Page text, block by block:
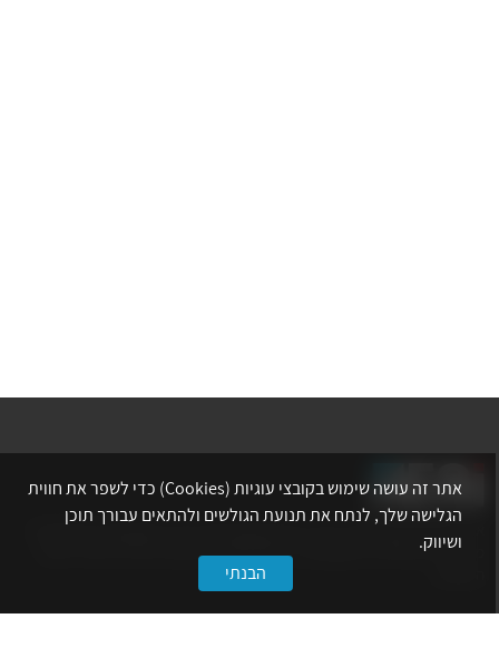
אתר לשכת המהנדסים, האדריכלים והאקדמאים בעלי המקצועות הטכנולוגיים
מרכז את הפעילויות המקצועיות, ההשתלמויות, ההטבות ואירועי הפנאי לאנשי
אתר זה עושה שימוש בקובצי עוגיות (Cookies) כדי לשפר את חווית
הגלישה שלך, לנתח את תנועת הגולשים ולהתאים עבורך תוכן
ושיווק.
הבנתי